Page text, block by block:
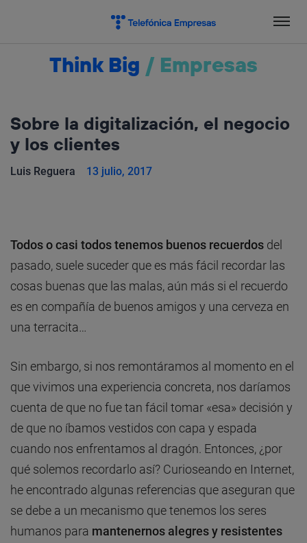
Think Big / Empresas
Sobre la digitalización, el negocio
y los clientes
Luis Reguera 13 julio, 2017
Todos o casi todos tenemos buenos recuerdos del
pasado, suele suceder que es más fácil recordar las
cosas buenas que las malas, aún más si el recuerdo
es en compañía de buenos amigos y una cerveza en
una terracita…
Sin embargo, si nos remontáramos al momento en el
que vivimos una experiencia concreta, nos daríamos
cuenta de que no fue tan fácil tomar «esa» decisión y
de que no íbamos vestidos con capa y espada
cuando nos enfrentamos al dragón. Entonces, ¿por
qué solemos recordarlo así? Curioseando en Internet,
he encontrado algunas referencias que aseguran que
se debe a un mecanismo que tenemos los seres
humanos para mantenernos alegres y resistentes